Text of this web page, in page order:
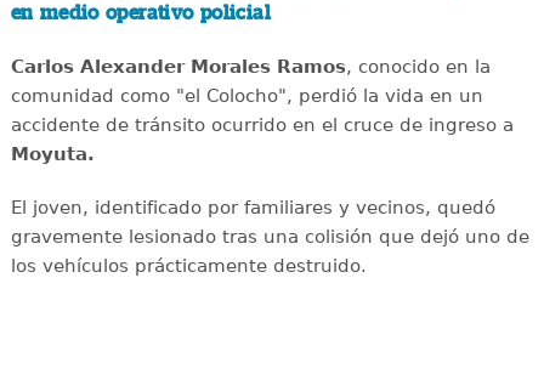
en medio operativo policial
Carlos Alexander Morales Ramos, conocido en la
comunidad como "el Colocho", perdió la vida en un
accidente de tránsito ocurrido en el cruce de ingreso a
Moyuta.
El joven, identificado por familiares y vecinos, quedó
gravemente lesionado tras una colisión que dejó uno de
los vehículos prácticamente destruido.